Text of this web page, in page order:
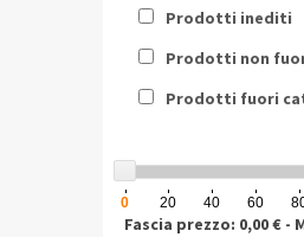
Prodotti inediti
Prodotti non
Prodotti fuori
0 20 40 60
Fascia prezzo: 0,00 € -